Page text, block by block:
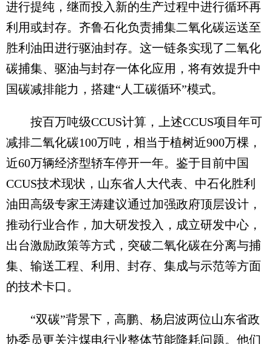
进行提纯，继而投入新的生产过程中进行循环再
利用或封存。齐鲁石化负责捕集二氧化碳运送至
胜利油田进行驱油封存。这一链条实现了二氧化
碳捕集、驱油与封存一体化应用，将有效提升中
国碳减排能力，搭建“人工碳循环”模式。
按百万吨级CCUS计算，上述CCUS项目年可
减排二氧化碳100万吨，相当于植树近900万棵，
近60万辆经济型轿车停开一年。鉴于目前中国
CCUS技术现状，山东省人大代表、中石化胜利
油田高级专家王涛建议通过加强政府顶层设计，
推动行业合作，加大研发投入，成立研发中心，
出台激励政策等方式，突破二氧化碳在分离与捕
集、输送工程、利用、封存、集成与示范等方面
的技术卡口。
“双碳”背景下，高鹏、杨启波两位山东省政
协委员更关注煤电行业整体节能降耗问题。他们